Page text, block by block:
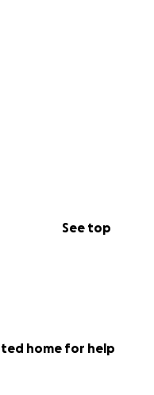
See top
home for help